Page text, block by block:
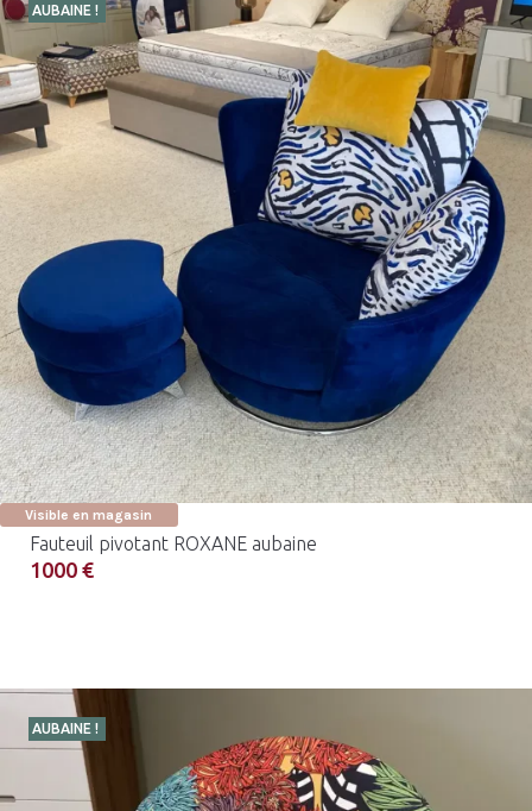
AUBAINE !
Visible en magasin
Fauteuil pivotant ROXANE aubaine
1000 €
AUBAINE !